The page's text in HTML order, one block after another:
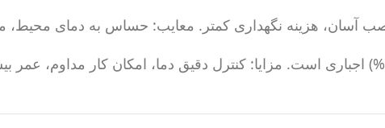
برای توان‌های بالای ۱۰۰۰ وات یا دوددی بالا (>50%) اجباری است. مزایا: کنترل دقیق دما، امکان